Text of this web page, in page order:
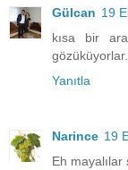
Gülcan 19
kısa bir
gözüküyorlar.
Yanıtla
Narince 19
Eh mayalılar